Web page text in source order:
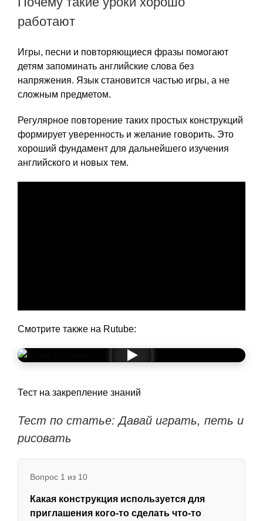
работают
Игры, песни и повторяющиеся фразы помогают
детям запоминать английские слова без
напряжения. Язык становится частью игры, а не
сложным предметом.
Регулярное повторение таких простых конструкций
формирует уверенность и желание говорить. Это
хороший фундамент для дальнейшего изучения
английского и новых тем.
Смотрите также на Rutube:
Тест на закрепление знаний
Тест по статье: Давай играть, петь и
рисовать
Вопрос 1 из 10
Какая конструкция используется для
приглашения кого-то сделать что-то